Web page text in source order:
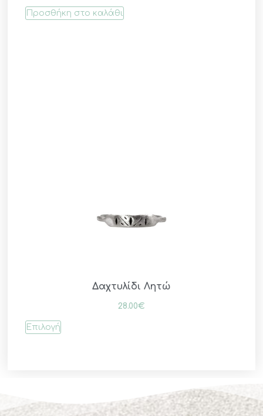
Προσθήκη στο καλάθι
Δαχτυλίδι Λητώ
28.00€
Επιλογή